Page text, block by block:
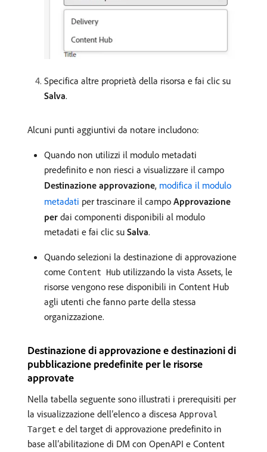
Specifica altre proprietà della risorsa e fai clic su
Salva.
Alcuni punti aggiuntivi da notare includono:
Quando non utilizzi il modulo metadati
predefinito e non riesci a visualizzare il campo
Destinazione approvazione, modifica il modulo
metadati per trascinare il campo Approvazione
per dai componenti disponibili al modulo
metadati e fai clic su Salva.
Quando selezioni la destinazione di approvazione
come Content Hub utilizzando la vista Assets, le
risorse vengono rese disponibili in Content Hub
agli utenti che fanno parte della stessa
organizzazione.
Destinazione di approvazione e destinazioni di
pubblicazione predefinite per le risorse
approvate
Nella tabella seguente sono illustrati i prerequisiti per
la visualizzazione dell’elenco a discesa Approval
Target e del target di approvazione predefinito in
base all’abilitazione di DM con OpenAPI e Content